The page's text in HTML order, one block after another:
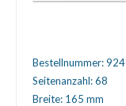
Bestellnummer:924
Seitenanzahl:68
Breite: 165 mm